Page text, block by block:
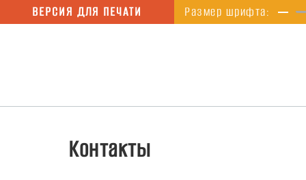
ВЕРСИЯ ДЛЯ ПЕЧАТИ Размер шрифта:
Контакты